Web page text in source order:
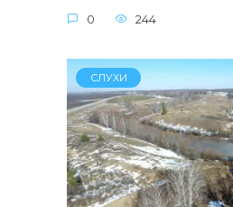
0 244
СЛУХИ